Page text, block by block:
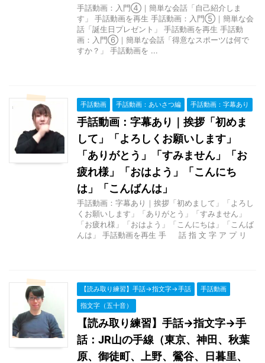
手話動画：入門④｜簡単な会話「自己紹介しま
す」 手話動画を再生 手話動画：入門⑤｜簡単な会
話「誕生日プレゼント」 手話動画を再生 手話動
画：入門⑥｜簡単な会話「得意なスポーツは何で
すか？」 手話動画を ...
手話動画 手話動画：あいさつ編 手話動画：字幕あり
手話動画：字幕あり｜挨拶「初めま
して」「よろしくお願いします」
「ありがとう」「すみません」「お
疲れ様」「おはよう」「こんにち
は」「こんばんは」
手話動画：字幕あり｜挨拶「初めまして」「よろし
くお願いします」「ありがとう」「すみません」
「お疲れ様」「おはよう」「こんにちは」「こんば
んは」 手話動画を再生 手 話 指 文 字 ア プ リ
【読み取り練習】手話→指文字→手話
手話動画
指文字（五十音）
【読み取り練習】手話→指文字→手
話：JR山の手線（東京、神田、秋葉
原、御徒町、上野、鶯谷、日暮里、